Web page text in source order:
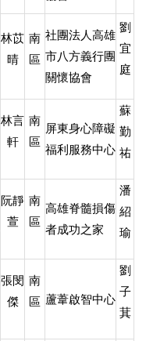
林苡
晴
南
區
社團法人高雄
市八方義行團
關懷協會
劉
宜
庭
林言
軒
南
區
屏東身心障礙
福利服務中心
蘇
勤
祐
阮靜
萱
南
區
高雄脊髓損傷
者成功之家
潘
紹
瑜
張閔
傑
南
區 蘆葦啟智中心
劉
子
萁